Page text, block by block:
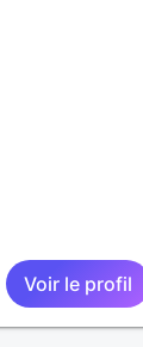
Voir le profil